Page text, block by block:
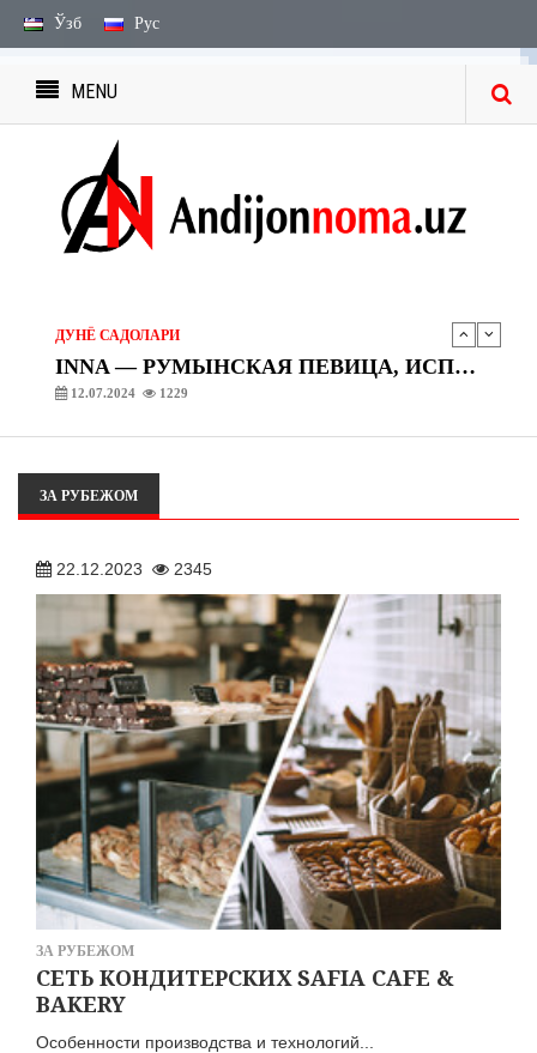
Ўзб Рус
MENU
ПАНОРАМА
АВТОМОБИЛЬНЫЕ ГРУЗОПЕРЕВОЗКИ
07.06.2024 826
ДУНЁ САДОЛАРИ
ДУНЁ САДОЛАРИ
INNA — РУМЫНСКАЯ ПЕВИЦА, ИСПОЛНИТЕЛЬНИЦА ТАНЦЕВАЛЬНОЙ МУЗЫКИ
12.07.2024 1229
12.07.2024 801
ПАНОРАМА
07.06.2024 826
ДЖАХИД АФРАИЛ ОГЛЫ ГУСЕЙНЛИ ИЗВЕСТНЫЙ КАК JONY — РОССИЙСКИЙ ПЕВЕЦ И АВТОР ПЕСЕН
12.07.2024 1723
ЗА РУБЕЖОМ
22.12.2023 2345
ЗА РУБЕЖОМ
СЕТЬ КОНДИТЕРСКИХ SAFIA CAFE &
BAKERY
Особенности производства и технологий...